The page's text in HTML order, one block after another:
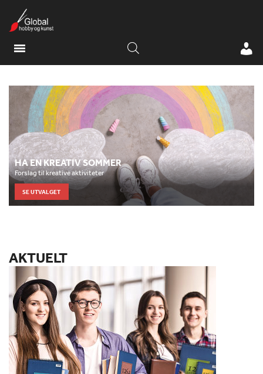
HA EN KREATIV SOMMER
Forslag til kreative aktiviteter
SE UTVALGET
AKTUELT